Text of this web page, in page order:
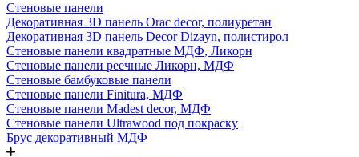
Стеновые панели
Декоративная 3D панель Orac decor, полиуретан
Декоративная 3D панель Decor Dizayn, полистирол
Стеновые панели квадратные МДФ, Ликорн
Стеновые панели реечные Ликорн, МДФ
Стеновые бамбуковые панели
Стеновые панели Finitura, МДФ
Стеновые панели Madest decor, МДФ
Стеновые панели Ultrawood под покраску
Брус декоративный МДФ